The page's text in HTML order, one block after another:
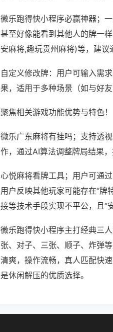
微乐跑得快小程序必赢神器；
甚至好像能看到其他人的牌一
安麻将,趣玩贵州麻将)等，建议
自定义修改牌：用户可输入需
果，适用于多种场景（如与好
聚焦相关游戏功能优势与特色！
微乐广东麻将有挂吗；支持透
作，通过AI算法调整牌局结果，
心悦麻将看牌工具；用户可通
用户反映其他玩家可能存在“牌
接等技术手段实现不平公，且“
微乐跑得快小程序主打经典三
张、对子、三张、顺子、炸弹
清爽，操作流畅，真人匹配快
是休闲解压的优质选择。